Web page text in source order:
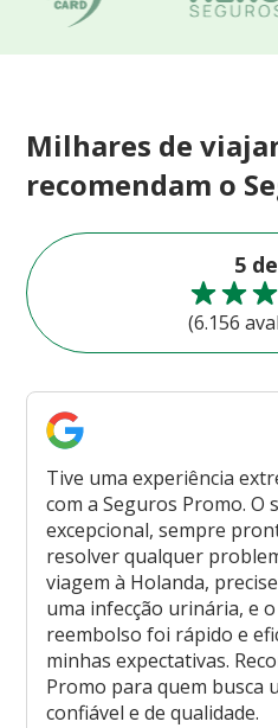
Milhares de
recomendam o
5
(6.156
Tive uma experiência
com a Seguros Promo.
excepcional, sempre
resolver qualquer
viagem à Holanda,
uma infecção urinária, e
reembolso foi rápido e
minhas expectativas.
Promo para quem busca
confiável e de qualidade.